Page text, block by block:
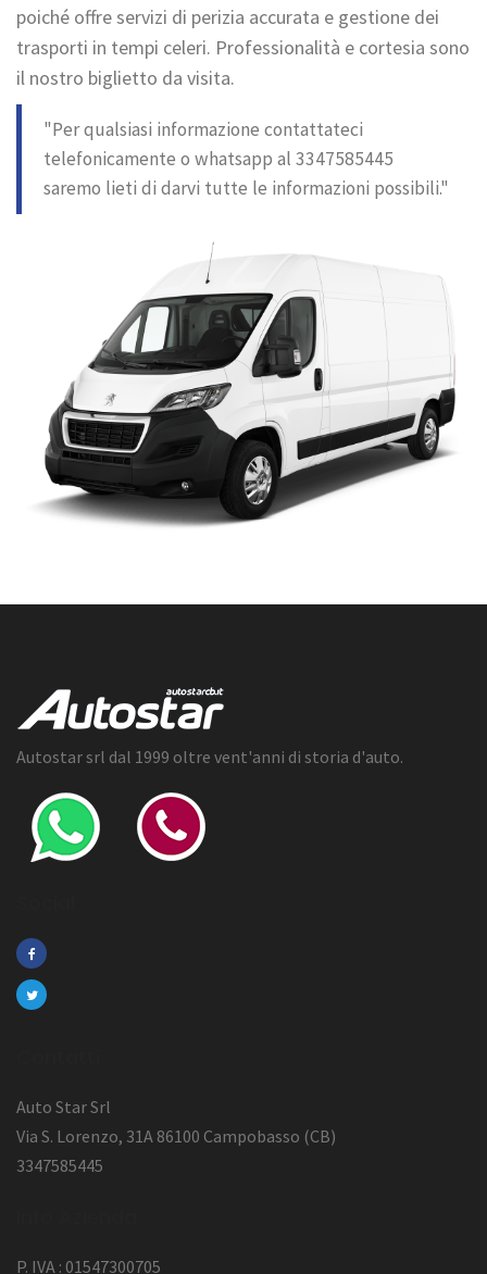
poiché offre servizi di perizia accurata e gestione dei
trasporti in tempi celeri. Professionalità e cortesia sono
il nostro biglietto da visita.
"Per qualsiasi informazione contattateci
telefonicamente o whatsapp al 3347585445
saremo lieti di darvi tutte le informazioni possibili."
Autostar srl dal 1999 oltre vent'anni di storia d'auto.
Auto Star Srl
Via S. Lorenzo, 31A 86100 Campobasso (CB)
3347585445
P. IVA : 01547300705